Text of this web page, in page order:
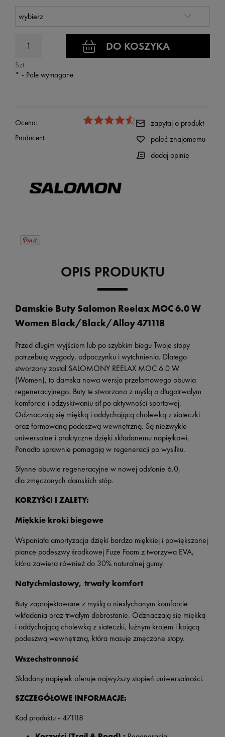
Szt.
DO KOSZYKA
* - Pole wymagane
Ocena:
Producent:
zapytaj o produkt
poleć znajomemu
dodaj opinię
OPIS PRODUKTU
Damskie Buty Salomon Reelax MOC 6.0 W
Women Black/Black/Alloy 471118
Przed długim wyjściem lub po szybkim biegu Twoje stopy
potrzebują wygody, odpoczynku i wytchnienia. Dlatego
stworzony został SALOMONY REELAX MOC 6.0 W
(Women), to damska nowa wersja przełomowego obuwia
regeneracyjnego. Buty te stworzono z myślą o długotrwałym
komforcie i odzyskiwaniu sił po aktywności sportowej.
Odznaczają się miękką i oddychającą cholewką z siateczki
oraz formowaną podeszwą wewnętrzną. Są niezwykle
uniwersalne i praktyczne dzięki składanemu napiętkowi.
Ponadto sprawnie pomagają w regeneracji po wysiłku.
Słynne obuwie regeneracyjne w nowej odsłonie 6.0,
dla zmęczonych damskich stóp.
KORZYŚCI I ZALETY:
Miękkie kroki biegowe
Wspaniała amortyzacja dzięki bardzo miękkiej i powiększonej
piance podeszwy środkowej Fuze Foam z tworzywa EVA,
która zawiera również do 30% naturalnej gumy.
Natychmiastowy, trwały komfort
Buty zaprojektowane z myślą o niesłychanym komforcie
wkładania oraz trwałym dobrostanie. Odznaczają się miękką
i oddychającą cholewką z siateczki, luźnym krojem i kojącą
podeszwą wewnętrzną, która masuje zmęczone stopy.
Wszechstronność
Składany napiętek oferuje najwyższy stopień uniwersalności.
SZCZEGÓŁOWE INFORMACJE:
Kod produktu - 471118